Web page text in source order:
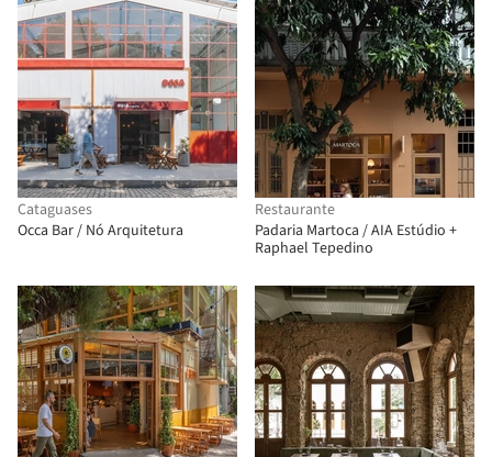
Cataguases
Occa Bar / Nó Arquitetura
Restaurante
Padaria Martoca / AIA Estúdio +
Raphael Tepedino